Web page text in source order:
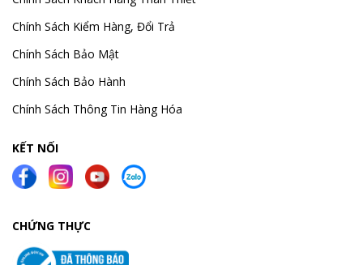
Chính Sách Kiểm Hàng, Đổi Trả
Chính Sách Bảo Mật
Chính Sách Bảo Hành
Chính Sách Thông Tin Hàng Hóa
KẾT NỐI
CHỨNG THỰC